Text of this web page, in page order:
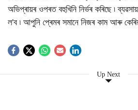
অভিপ্ৰায়ৰ ওপৰত বহুখিনি নিৰ্ভৰ কৰিছে ৷
ল'ব ৷ আপুনি প্ৰেমৰ সমানে নিজৰ কাম আৰু
Up Next